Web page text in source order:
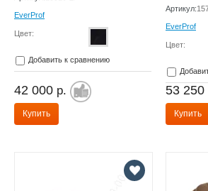
EverProf
Цвет:
Добавить к сравнению
42 000 р.
Купить
Артикул:
EverProf
Цвет:
53 250
Купить